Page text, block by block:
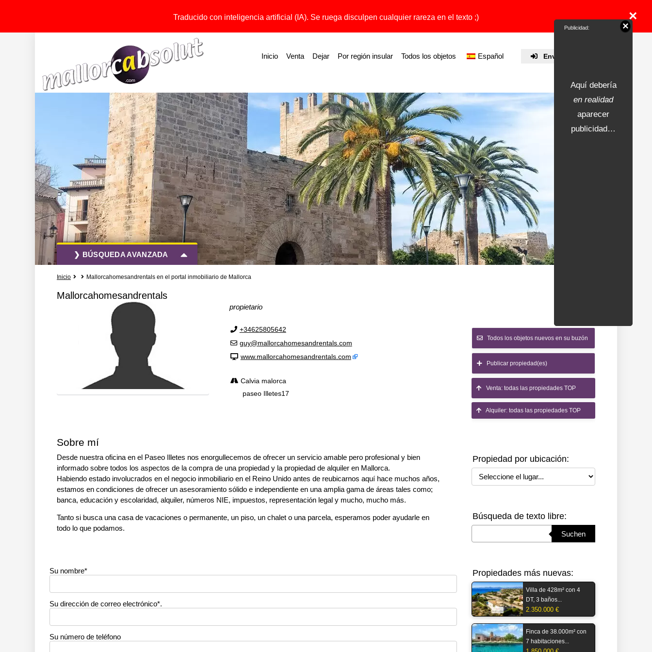
Traducido con inteligencia artificial (IA). Se ruega disculpen cualquier rareza en el texto ;) ×
Enviar propiedad
Inicio Venta Dejar Por región insular Todos los objetos Español
❯ BÚSQUEDA AVANZADA
Todas las acciones
Más opciones de búsqueda
Inicio Mallorcahomesandrentals en el portal inmobiliario de Mallorca
Mallorcahomesandrentals
propietario
+34625805642
guy@mallorcahomesandrentals.com
www.mallorcahomesandrentals.com
Calvia malorca
paseo Illetes17
Sobre mí
Desde nuestra oficina en el Paseo Illetes nos enorgullecemos de ofrecer un servicio amable pero profesional y bien
informado sobre todos los aspectos de la compra de una propiedad y la propiedad de alquiler en Mallorca.
Habiendo estado involucrados en el negocio inmobiliario en el Reino Unido antes de reubicarnos aquí hace muchos años,
estamos en condiciones de ofrecer un asesoramiento sólido e independiente en una amplia gama de áreas tales como;
banca, educación y escolaridad, alquiler, números NIE, impuestos, representación legal y mucho, mucho más.
Tanto si busca una casa de vacaciones o permanente, un piso, un chalet o una parcela, esperamos poder ayudarle en
todo lo que podamos.
Su nombre*
Su dirección de correo electrónico*.
Su número de teléfono
Todos los objetos nuevos en su buzón
Publicar propiedad(es)
Venta: todas las propiedades TOP
Alquiler: todas las propiedades TOP
Propiedad por ubicación:
Seleccione el lugar
Búsqueda de texto libre:
Suchen
Propiedades más nuevas:
Villa de 428m² con 4
DT, 3 baños...
2.350.000 €
Finca de 38.000m² con
7 habitaciones...
Publicidad:
Aquí debería
en realidad
aparecer
publicidad…
×